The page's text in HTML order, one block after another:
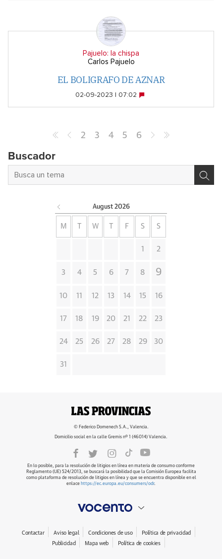
Pajuelo: la chispa
Carlos Pajuelo
EL BOLIGRAFO DE AZNAR
02-09-2023 | 07:02
2 3 4 5 6
Buscador
August 2026
M W F S S
1 2
3 4 5 6 7 8 9
10 11 12 13 14 15 16
17 18 19 20 21 22 23
24 25 26 27 28 29 30
31
© Federico Domenech S.A., Valencia.
Domicilio social en la calle Gremis nº 1 (46014) Valencia.
En lo posible, para la resolución de litigios en línea en materia de consumo conforme
Reglamento (UE) 524/2013, se buscará la posibilidad que la Comisión Europea facilita
como plataforma de resolución de litigios en línea y que se encuentra disponible en el
enlace https://ec.europa.eu/consumers/odr.
Contactar Aviso legal Condiciones de uso
Política de privacidad
Publicidad
Mapa web Política de cookies